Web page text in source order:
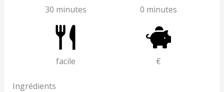
30 minutes 0 minutes
facile €
Ingrédients